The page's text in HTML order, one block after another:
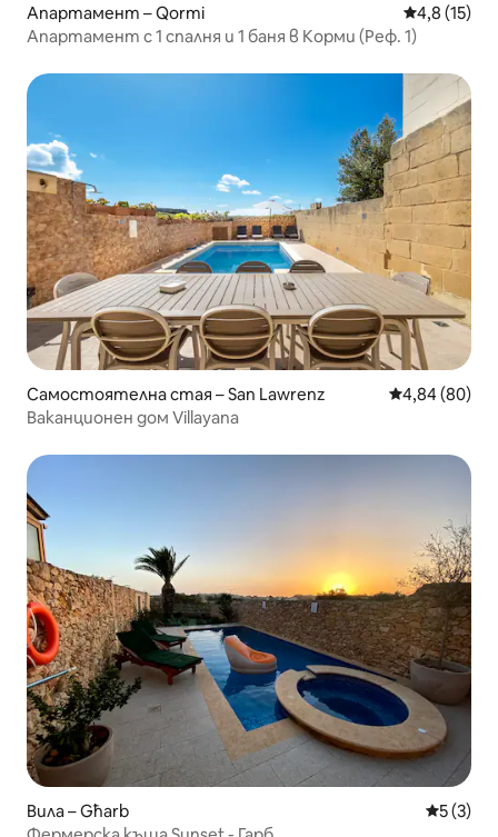
Апартамент – Qormi Средна
4,8 (15)
Апартамент с 1 спалня и 1 баня в Корми (Реф. 1)
Самостоятелна стая – San Lawrenz Средна
4,84 (80)
Ваканционен дом Villayana
Вила – Għarb Средна
5 (3)